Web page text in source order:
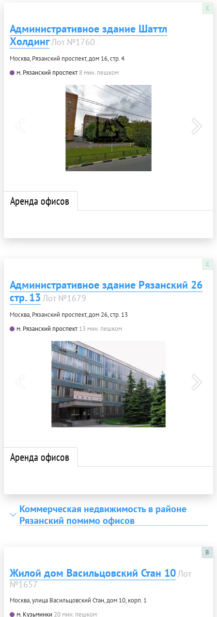
C
Административное здание Шаттл
ХолдингЛот №1760
Москва, Рязанский проспект, дом 16, стр. 4
м. Рязанский проспект 8 мин. пешком
Аренда офисов
C
Административное здание Рязанский 26
стр. 13 Лот №1679
Москва, Рязанский проспект, дом 26, стр. 13
м. Рязанский проспект 13 мин. пешком
Аренда офисов
Коммерческая недвижимость в районе
Рязанский помимо офисов
B
Жилой дом Васильцовский Стан 10Лот
№1657
Москва, улица Васильцовский Стан, дом 10, корп. 1
м. Кузьминки 20 мин. пешком